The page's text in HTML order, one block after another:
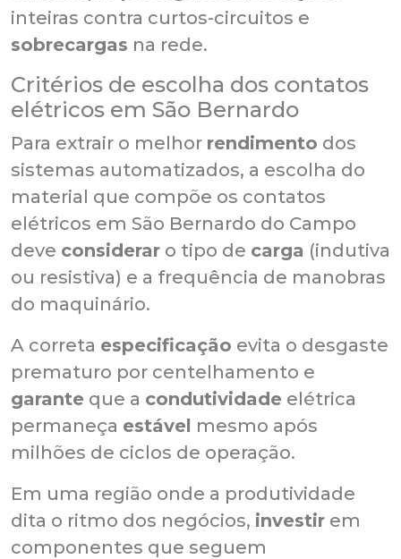
inteiras contra curtos-circuitos e
sobrecargas na rede.
Critérios de escolha dos contatos
elétricos em São Bernardo
Para extrair o melhor rendimento dos
sistemas automatizados, a escolha do
material que compõe os contatos
elétricos em São Bernardo do Campo
deve considerar o tipo de carga (indutiva
ou resistiva) e a frequência de manobras
do maquinário.
A correta especificação evita o desgaste
prematuro por centelhamento e
garante que a condutividade elétrica
permaneça estável mesmo após
milhões de ciclos de operação.
Em uma região onde a produtividade
dita o ritmo dos negócios, investir em
componentes que seguem